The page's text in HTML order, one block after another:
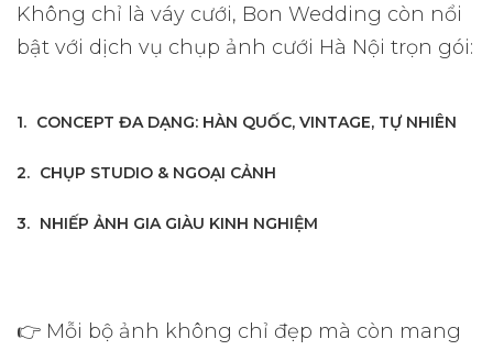
Không chỉ là váy cưới, Bon Wedding còn nổi
bật với dịch vụ chụp ảnh cưới Hà Nội trọn gói:
CONCEPT ĐA DẠNG: HÀN QUỐC, VINTAGE, TỰ NHIÊN
CHỤP STUDIO & NGOẠI CẢNH
NHIẾP ẢNH GIA GIÀU KINH NGHIỆM
👉 Mỗi bộ ảnh không chỉ đẹp mà còn mang